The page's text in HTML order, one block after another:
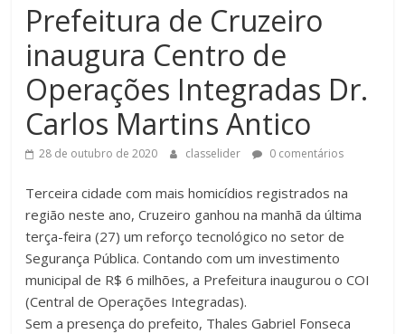
Prefeitura de Cruzeiro
inaugura Centro de
Operações Integradas Dr.
Carlos Martins Antico
28 de outubro de 2020 classelider 0 comentários
Terceira cidade com mais homicídios registrados na
região neste ano, Cruzeiro ganhou na manhã da última
terça-feira (27) um reforço tecnológico no setor de
Segurança Pública. Contando com um investimento
municipal de R$ 6 milhões, a Prefeitura inaugurou o COI
(Central de Operações Integradas).
Sem a presença do prefeito, Thales Gabriel Fonseca